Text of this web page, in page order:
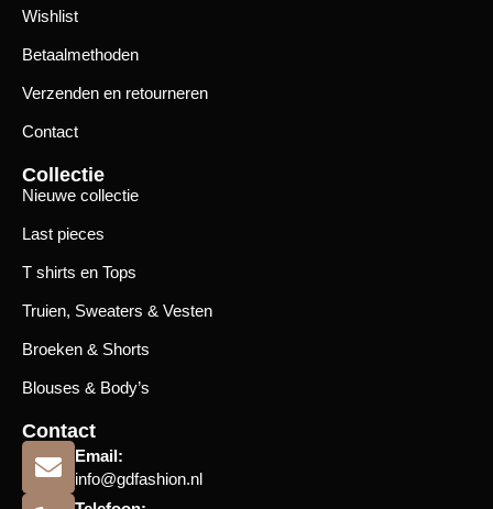
Wishlist
Betaalmethoden
Verzenden en retourneren
Contact
Collectie
Nieuwe collectie
Last pieces
T shirts en Tops
Truien, Sweaters & Vesten
Broeken & Shorts
Blouses & Body’s
Contact
Email:
info@gdfashion.nl